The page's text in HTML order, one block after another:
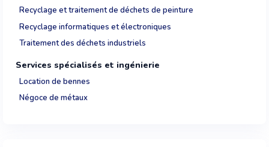
Recyclage et traitement de déchets de peinture
Recyclage informatiques et électroniques
Traitement des déchets industriels
Services spécialisés et ingénierie
Location de bennes
Négoce de métaux